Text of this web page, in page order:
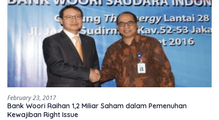
February 23, 2017
Bank Woori Raihan 1,2 Miliar Saham dalam Pemenuhan
Kewajiban Right Issue